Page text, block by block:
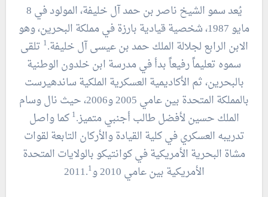
يُعد سمو الشيخ ناصر بن حمد آل خليفة، المولود في 8
مايو 1987، شخصية قيادية بارزة في مملكة البحرين، وهو
الابن الرابع لجلالة الملك حمد بن عيسى آل خليفة.1 تلقى
سموه تعليماً رفيعاً بدأ في مدرسة ابن خلدون الوطنية
بالبحرين، ثم الأكاديمية العسكرية الملكية ساندهيرست
بالمملكة المتحدة بين عامي 2005 و2006، حيث نال وسام
الملك حسين لأفضل طالب أجنبي متميز.1 كما واصل
تدريبه العسكري في كلية القيادة والأركان التابعة لقوات
مشاة البحرية الأمريكية في كوانتيكو بالولايات المتحدة
الأمريكية بين عامي 2010 و2011.
1